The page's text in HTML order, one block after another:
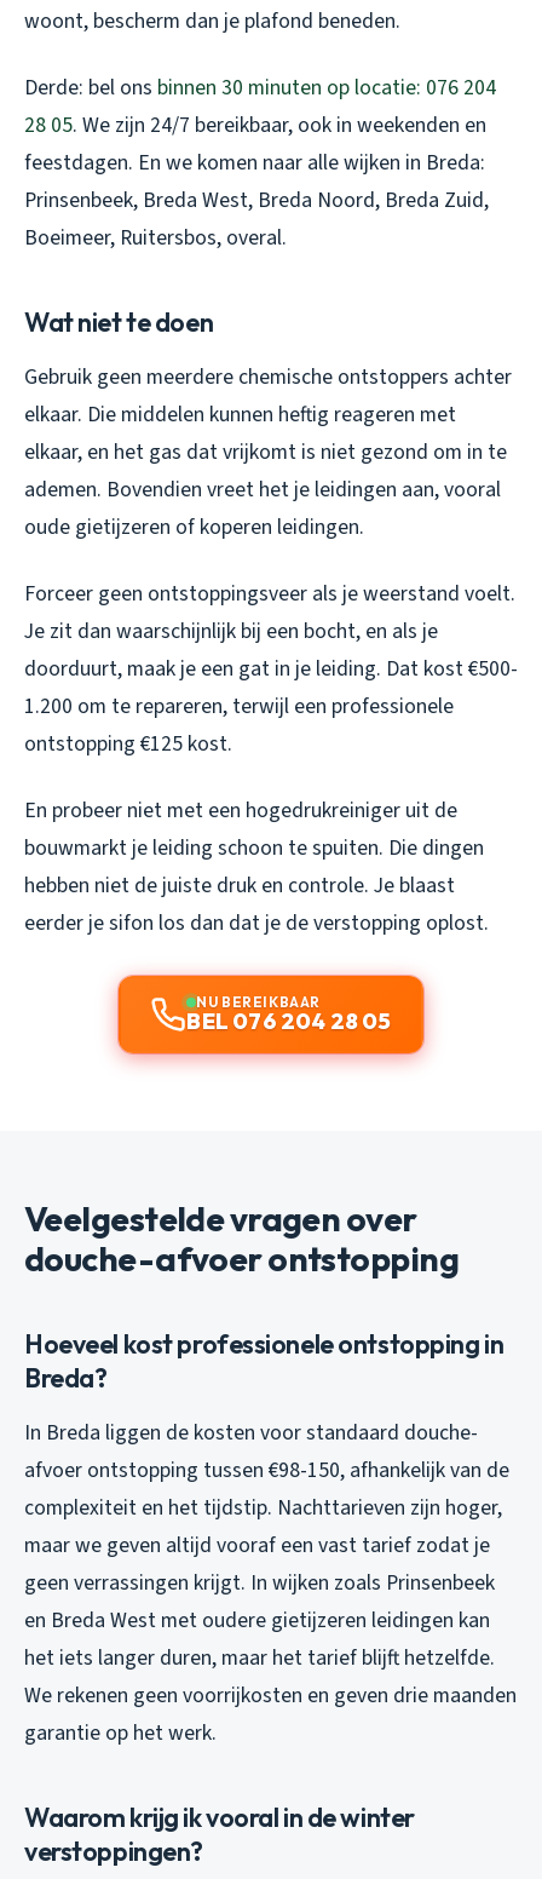
woont, bescherm dan je plafond beneden.
Derde: bel ons binnen 30 minuten op locatie: 076 204
28 05. We zijn 24/7 bereikbaar, ook in weekenden en
feestdagen. En we komen naar alle wijken in Breda:
Prinsenbeek, Breda West, Breda Noord, Breda Zuid,
Boeimeer, Ruitersbos, overal.
Wat niet te doen
Gebruik geen meerdere chemische ontstoppers achter
elkaar. Die middelen kunnen heftig reageren met
elkaar, en het gas dat vrijkomt is niet gezond om in te
ademen. Bovendien vreet het je leidingen aan, vooral
oude gietijzeren of koperen leidingen.
Forceer geen ontstoppingsveer als je weerstand voelt.
Je zit dan waarschijnlijk bij een bocht, en als je
doorduurt, maak je een gat in je leiding. Dat kost €500-
1.200 om te repareren, terwijl een professionele
ontstopping €125 kost.
En probeer niet met een hogedrukreiniger uit de
bouwmarkt je leiding schoon te spuiten. Die dingen
hebben niet de juiste druk en controle. Je blaast
eerder je sifon los dan dat je de verstopping oplost.
NU BEREIKBAAR
BEL 076 204 28 05
Veelgestelde vragen over
douche-afvoer ontstopping
Hoeveel kost professionele ontstopping in
Breda?
In Breda liggen de kosten voor standaard douche-
afvoer ontstopping tussen €98-150, afhankelijk van de
complexiteit en het tijdstip. Nachttarieven zijn hoger,
maar we geven altijd vooraf een vast tarief zodat je
geen verrassingen krijgt. In wijken zoals Prinsenbeek
en Breda West met oudere gietijzeren leidingen kan
het iets langer duren, maar het tarief blijft hetzelfde.
We rekenen geen voorrijkosten en geven drie maanden
garantie op het werk.
Waarom krijg ik vooral in de winter
verstoppingen?